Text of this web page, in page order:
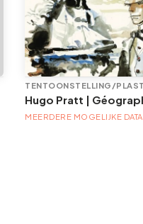
MEERDERE MOGELIJKE DATA